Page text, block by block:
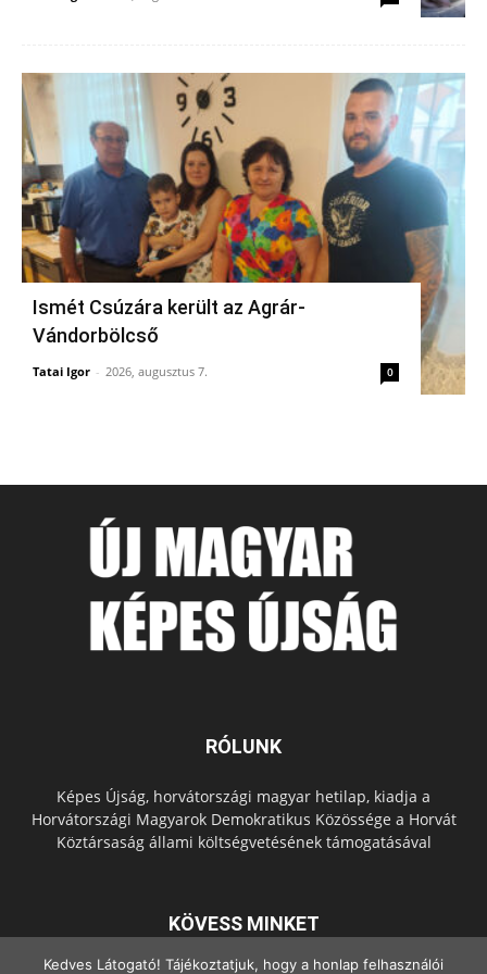
Ismét Csúzára került az Agrár-
Vándorbölcső
Tatai Igor - 2026, augusztus 7. 0
RÓLUNK
Képes Újság, horvátországi magyar hetilap, kiadja a
Horvátországi Magyarok Demokratikus Közössége a Horvát
Köztársaság állami költségvetésének támogatásával
KÖVESS MINKET
Kedves Látogató! Tájékoztatjuk, hogy a honlap felhasználói